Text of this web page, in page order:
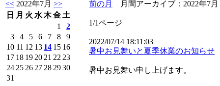
<< 2022年7月 >>
日 月 火 水木金土
1
2
3
4 5 6 7 8
9
10 11 12 13 14 15 16
17 18 192021 2223
24252627282930
31
前の月 月間アーカイブ：2022年7
1/1ページ
2022/07/14 18:11:03
暑中お見舞いと夏季休業のお知らせ
暑中お見舞い申し上げます。